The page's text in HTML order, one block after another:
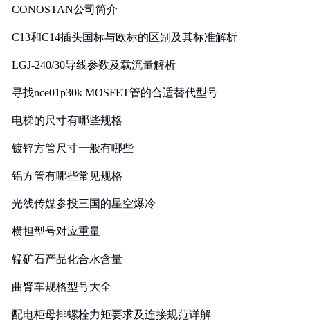
CONOSTAN公司简介
C13和C14插头国标与欧标的区别及其标准解析
LGJ-240/30导线参数及载流量解析
寻找nce01p30k MOSFET管的合适替代型号
电梯的尺寸有哪些规格
镀锌方管尺寸一般有哪些
铝方管有哪些常见规格
光线传媒参投三国的星空爆冷
横担型号对应重量
锰矿石产品化合水含量
曲臂车规格型号大全
配电柜母排螺栓力矩要求及连接规范详解